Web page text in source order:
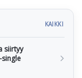
KAIKKI
siirtyy
single